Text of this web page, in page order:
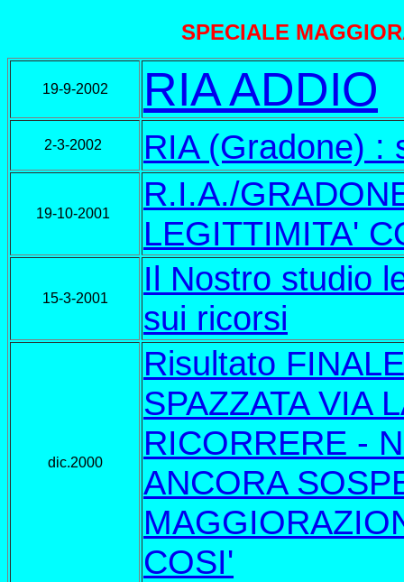
SPECIALE
19-9-2002 RIA ADDIO
2-3-2002 RIA (Gradone)
19-10-2001
R.I.A./
LEGITTIMITA'
15-3-2001
Il Nostro studio
sui ricorsi
dic.2000
Risultato
SPAZZATA VIA
RICORRERE -
ANCORA
COSI'